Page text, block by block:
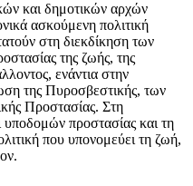
και δημοτικών αρχών
ασκούμενη πολιτική
στη διεκδίκηση των
της ζωής, της
ενάντια στην
της Πυροσβεστικής, των
Προστασίας. Στη
υποδομών προστασίας και τη
που υπονομεύει τη ζωή,